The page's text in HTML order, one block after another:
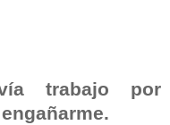
trabajo por